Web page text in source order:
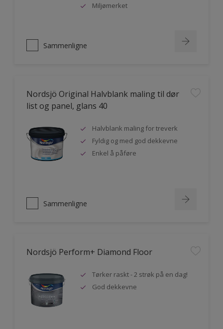
Miljømerket
Sammenligne
Nordsjö Original Halvblank maling til dør
list og panel, glans 40
Halvblank maling for treverk
Fyldig og med god dekkevne
Enkel å påføre
Sammenligne
Nordsjö Perform+ Diamond Floor
Tørker raskt - 2 strøk på en dag!
God dekkevne